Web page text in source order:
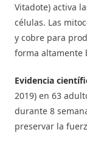
Vitadote) activa
células. Las
y cobre para
forma altamente
Evidencia
2019) en 63
durante 8
preservar la